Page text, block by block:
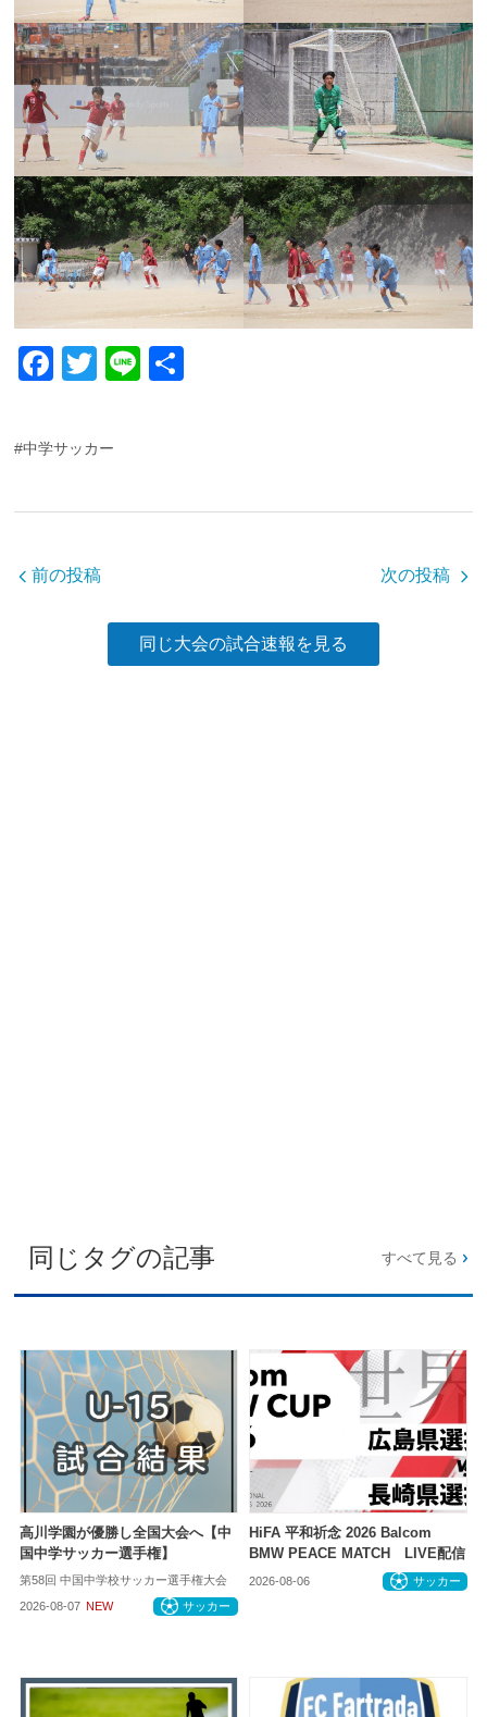
F
c
e
b
o
T
Li
#中学サッカー
前の投稿 次の投稿
同じ大会の試合速報を見る
同じタグの記事 すべて見る
高川学園が優勝し全国大会へ【中
国中学サッカー選手権】
第58回 中国中学校サッカー選手権大会
2026-08-07 NEW サッカー
HiFA 平和祈念 2026 Balcom
BMW PEACE MATCH LIVE配信
2026-08-06 サッカー